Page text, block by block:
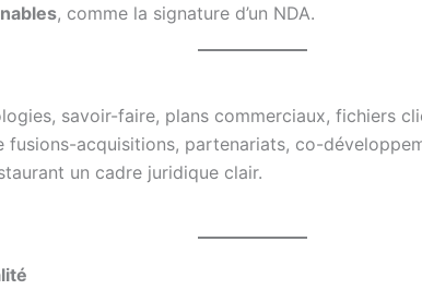
, comme la signature d’un NDA.
savoir-faire, plans commerciaux, fichiers
fusions-acquisitions, partenariats, co-
un cadre juridique clair.